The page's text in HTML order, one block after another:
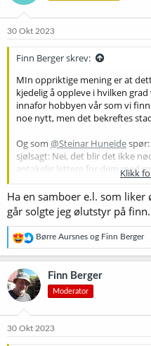
o
e
30 Okt 2023
Finn Berger skrev:
MIn oppriktige mening er at
kjedelig å oppleve i hvilken
innafor hobbyen vår som vi
noe nytt, men det bekreftes
Og som @Steinar Huneide
sjølsagt: Nei, det blir det ikke
antakelig lettere for dem med
Trøsten min er at du ikke kan
den ikke trenger å koste all
av ymse slag. Og tross alt:
godt øl.
For leeenge sida var det et
hjemmebryggerlitteraturens
Brewingfra 2004 (jada, "leeenge
hjemmebryggingshistoria). Der
bryggeriet som brukte deler
ikke koste mer enn en dollar per
Klikk
Ha en samboer e.l. som liker
går solgte jeg ølutstyr på
R
e
a
s
j
n
e
Børre Aursnes og Finn Berger
Finn Berger
Moderator
30 Okt 2023